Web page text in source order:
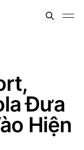
Đưa
Hiện